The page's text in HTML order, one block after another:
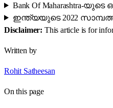
Bank Of Maharashtra-
ഇന്ത്യയുടെ 2022
Disclaimer: This article is for
Written by
Rohit Satheesan
On this page